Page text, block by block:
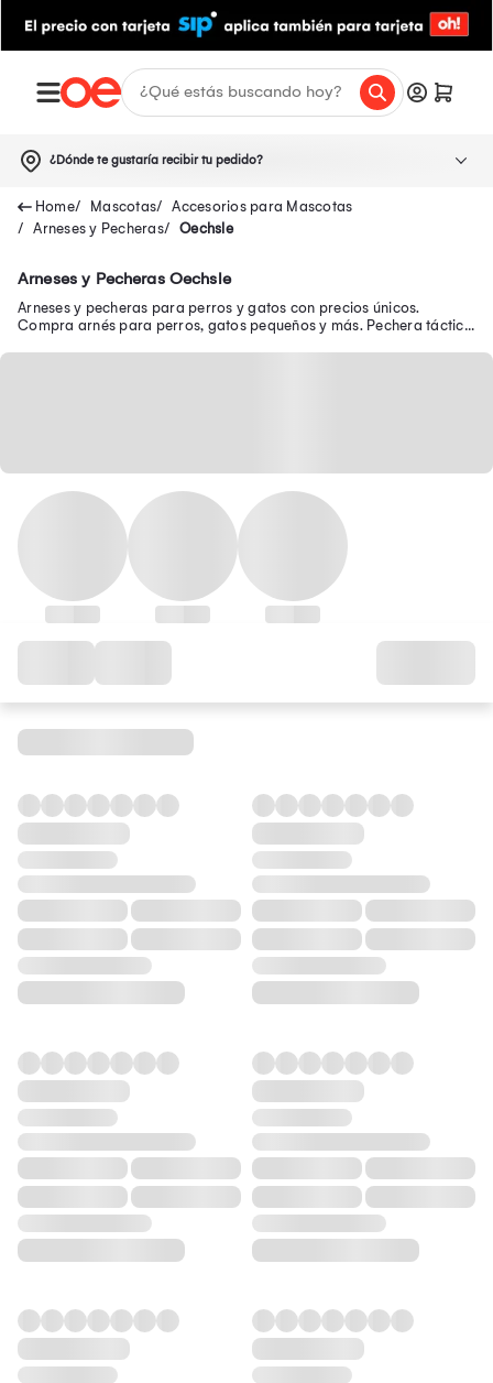
¿Dónde te gustaría recibir tu pedido?
Mascotas
Accesorios para Mascotas
Arneses y Pecheras
Oechsle
Arneses y Pecheras Oechsle
Arneses y pecheras para perros y gatos con precios únicos.
Compra arnés para perros, gatos pequeños y más. Pechera táctica